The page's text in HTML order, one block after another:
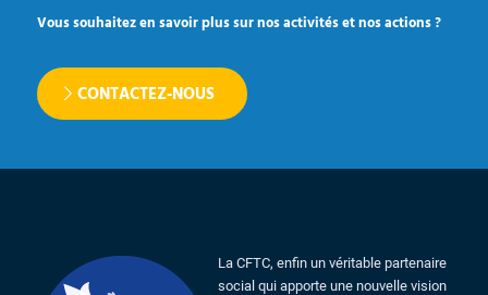
Vous souhaitez en savoir plus sur nos activités et nos actions ?
CONTACTEZ-NOUS
La CFTC, enfin un véritable partenaire
social qui apporte une nouvelle vision